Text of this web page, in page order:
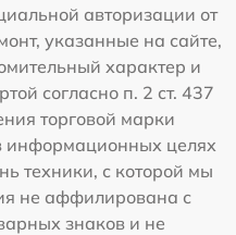
авторизации от
указанные на сайте,
характер и
согласно п. 2 ст. 437
торговой марки
информационных целях
техники, с которой мы
не аффилирована с
знаков и не